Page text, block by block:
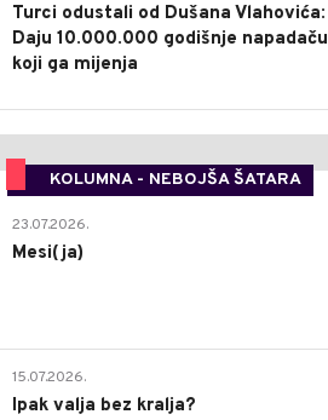
Turci odustali od Dušana Vlahovića:
Daju 10.000.000 godišnje napadaču
koji ga mijenja
KOLUMNA - NEBOJŠA ŠATARA
23.07.2026.
Mesi(ja)
15.07.2026.
Ipak valja bez kralja?